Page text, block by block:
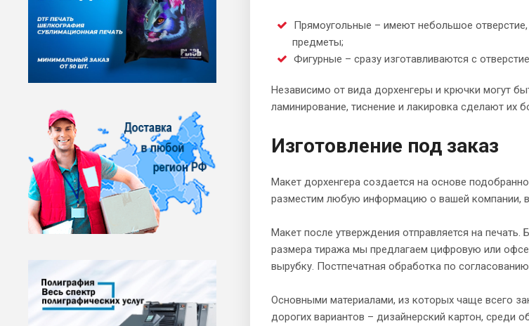
Прямоугольные – имеют небольшое
предметы;
Фигурные – сразу изготавливаются с
Независимо от вида дорхенгеры и крючки могут
ламинирование, тиснение и лакировка сделают их
Изготовление под заказ
Макет дорхенгера создается на основе
разместим любую информацию о вашей компании,
Макет после утверждения отправляется на
размера тиража мы предлагаем цифровую или
вырубку. Постпечатная обработка по
Основными материалами, из которых чаще всего
дорогих вариантов – дизайнерский картон, среди